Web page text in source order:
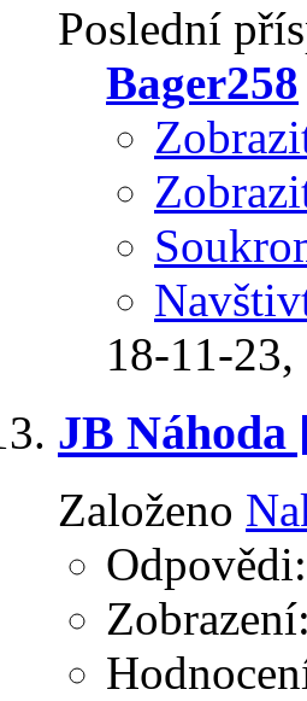
Poslední
Bager258
18-11-23,
JB Náhoda
Založeno
Odpovědi: